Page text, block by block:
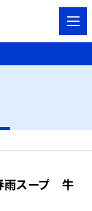
雨スープ 牛